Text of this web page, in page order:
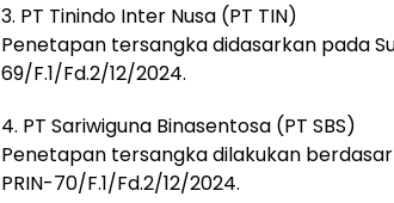
3. PT Tinindo Inter Nusa (PT TIN)
Penetapan tersangka didasarkan pada
69/F.1/Fd.2/12/2024.
4. PT Sariwiguna Binasentosa (PT SBS)
Penetapan tersangka dilakukan
PRIN-70/F.1/Fd.2/12/2024.